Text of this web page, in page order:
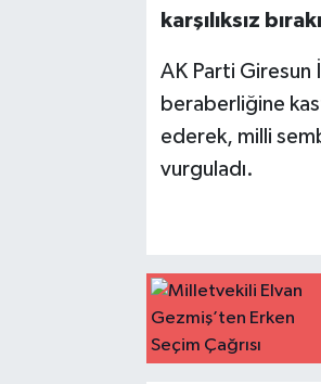
karşılıksız
AK Parti Giresun
beraberliğine
ederek, milli
vurguladı.